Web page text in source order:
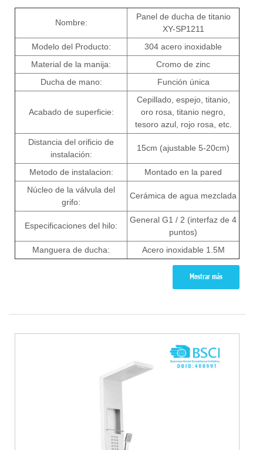
Nombre:
Panel de ducha de titanio
XY-SP1211
Modelo del Producto:
304 acero inoxidable
Material de la manija:
Cromo de zinc
Ducha de mano:
Función única
Acabado de superficie:
Cepillado, espejo, titanio,
oro rosa, titanio negro,
tesoro azul, rojo rosa, etc.
Distancia del orificio de
instalación:
15cm (ajustable 5-20cm)
Metodo de instalacion:
Montado en la pared
Núcleo de la válvula del
grifo:
Cerámica de agua mezclada
Especificaciones del hilo:
General G1 / 2 (interfaz de 4
puntos)
Manguera de ducha:
Acero inoxidable 1.5M
Mostrar más